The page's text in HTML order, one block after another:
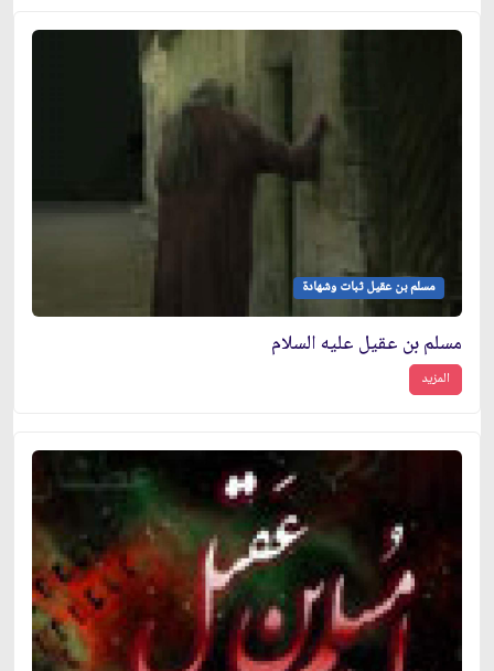
مسلم بن عقيل ثبات وشهادة
مسلم بن عقيل عليه السلام
المزيد